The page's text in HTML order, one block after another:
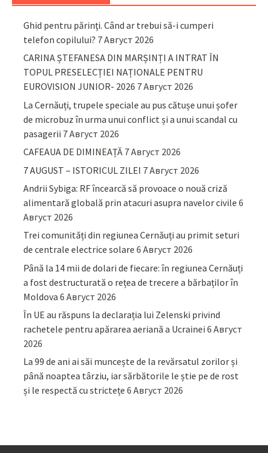
Ghid pentru părinţi. Când ar trebui să-i cumperi
telefon copilului? 7 Август 2026
CARINA ȘTEFANESA DIN MARȘINȚI A INTRAT ÎN
TOPUL PRESELECȚIEI NAȚIONALE PENTRU
EUROVISION JUNIOR- 2026 7 Август 2026
La Cernăuți, trupele speciale au pus cătușe unui șofer
de microbuz în urma unui conflict și a unui scandal cu
pasagerii 7 Август 2026
CAFEAUA DE DIMINEAȚĂ 7 Август 2026
7 AUGUST – ISTORICUL ZILEI 7 Август 2026
Andrii Sybiga: RF încearcă să provoace o nouă criză
alimentară globală prin atacuri asupra navelor civile 6
Август 2026
Trei comunități din regiunea Cernăuți au primit seturi
de centrale electrice solare 6 Август 2026
Până la 14 mii de dolari de fiecare: în regiunea Cernăuți
a fost destructurată o rețea de trecere a bărbaților în
Moldova 6 Август 2026
În UE au răspuns la declarația lui Zelenski privind
rachetele pentru apărarea aeriană a Ucrainei 6 Август
2026
La 99 de ani ai săi muncește de la revărsatul zorilor și
până noaptea târziu, iar sărbătorile le știe pe de rost
și le respectă cu strictețe 6 Август 2026